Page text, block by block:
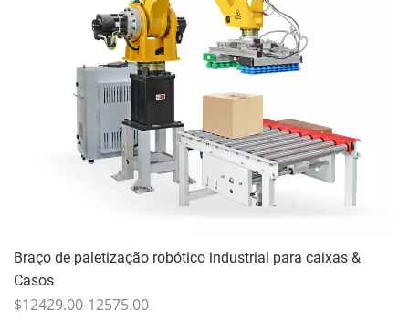
Braço de paletização robótico industrial para caixas &
Casos
$12429.00-12575.00